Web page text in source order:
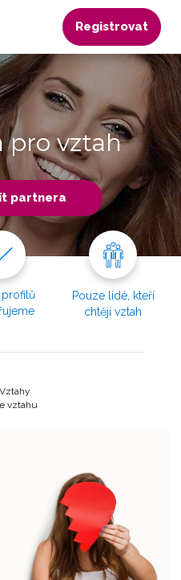
Registrovat
pro vztah
partnera
profilů
Pouze lidé, kteří
chtějí vztah
Vztahy
vztahu